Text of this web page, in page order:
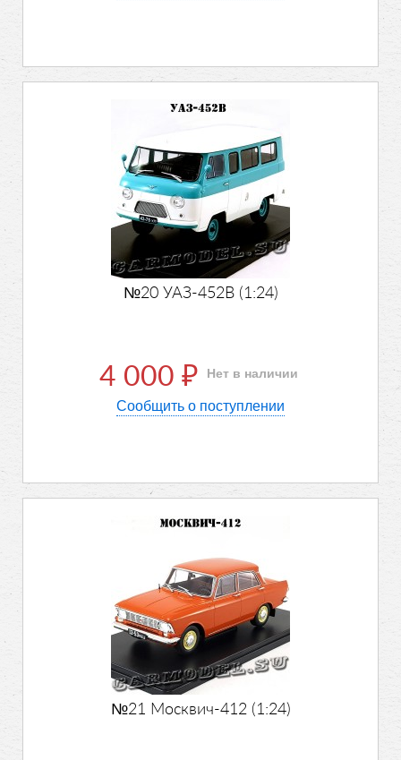
№20 УАЗ-452В (1:24)
4 000 ₽ Нет в наличии
Сообщить о поступлении
№21 Москвич-412 (1:24)